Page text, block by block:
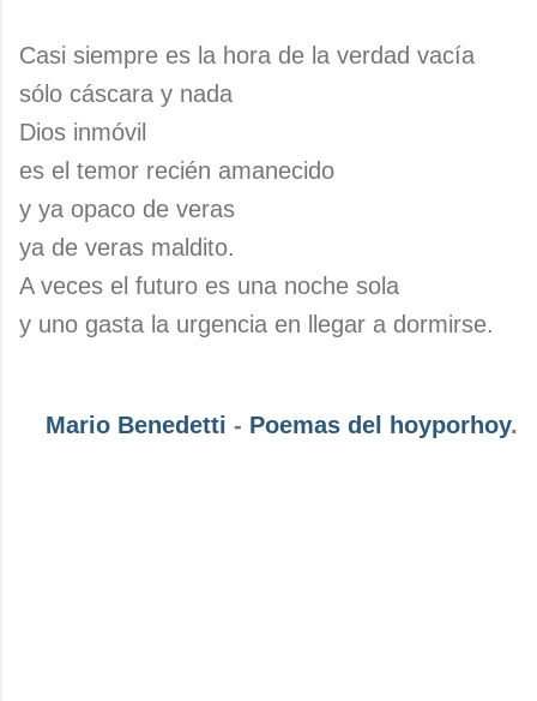
Casi siempre es la hora de la verdad vacía
sólo cáscara y nada
Dios inmóvil
es el temor recién amanecido
y ya opaco de veras
ya de veras maldito.
A veces el futuro es una noche sola
y uno gasta la urgencia en llegar a dormirse.
Mario Benedetti - Poemas del hoyporhoy.